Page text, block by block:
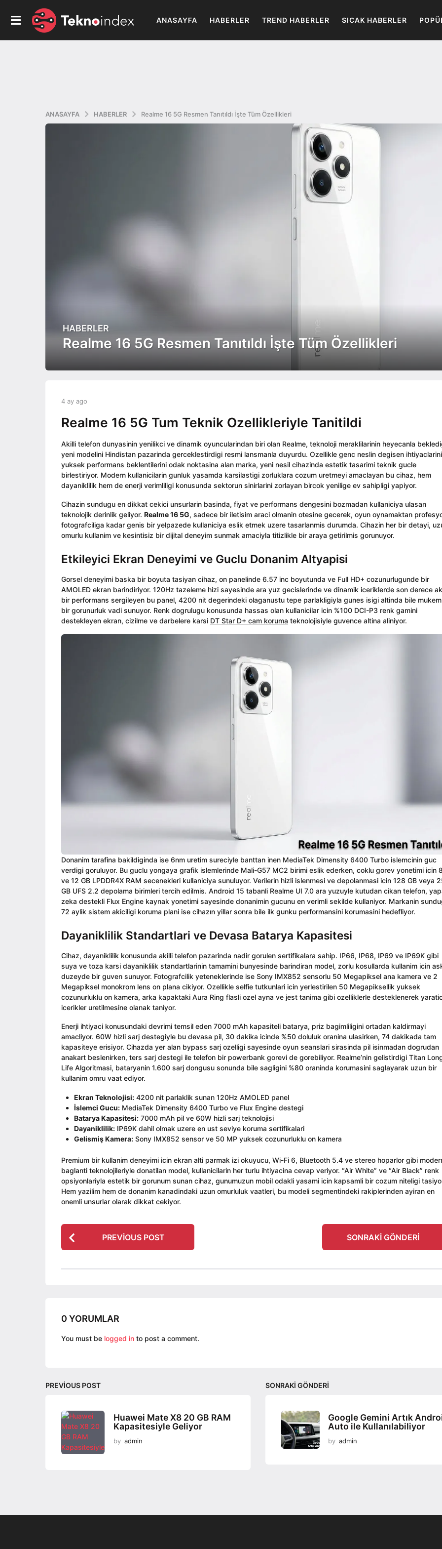
ANASAYFA HABERLER TREND HABERLER SICAK HABERLER
ANASAYFA HABERLER Realme 16 5G Resmen Tanıtıldı İşte Tüm Özellikleri
4
a
y
g
a
a
o
HABERLER
Realme 16 5G Resmen Tanıtıldı İşte Tüm Özellikleri
b
a
d
m
i
n
4 ay ago
y
a
o
Realme 16 5G Tum Teknik Ozellikleriyle Tanitildi
Akilli telefon dunyasinin yenilikci ve dinamik oyuncularindan biri olan Realme, teknoloji meraklilarinin heyecanla
yeni modelini Hindistan pazarinda gerceklestirdigi resmi lansmanla duyurdu. Ozellikle genc neslin degisen
yuksek performans beklentilerini odak noktasina alan marka, yeni nesil cihazinda estetik tasarimi teknik gucle
birlestiriyor. Modern kullanicilarin gunluk yasamda karsilastigi zorluklara cozum uretmeyi amaclayan bu cihaz, hem
dayaniklilik hem de enerji verimliligi konusunda sektorun sinirlarini zorlayan bircok yenilige ev sahipligi yapiyor.
Cihazin sundugu en dikkat cekici unsurlarin basinda, fiyat ve performans dengesini bozmadan kullaniciya ulasan
teknolojik derinlik geliyor. Realme 16 5G, sadece bir iletisim araci olmanin otesine gecerek, oyun oynamaktan
fotografciliga kadar genis bir yelpazede kullaniciya eslik etmek uzere tasarlanmis durumda. Cihazin her bir detayi,
omurlu kullanim ve kesintisiz bir dijital deneyim sunmak amaciyla titizlikle bir araya getirilmis gorunuyor.
Etkileyici Ekran Deneyimi ve Guclu Donanim Altyapisi
Gorsel deneyimi baska bir boyuta tasiyan cihaz, on panelinde 6.57 inc boyutunda ve Full HD+ cozunurlugunde bir
AMOLED ekran barindiriyor. 120Hz tazeleme hizi sayesinde ara yuz gecislerinde ve dinamik iceriklerde son derece
bir performans sergileyen bu panel, 4200 nit degerindeki olaganustu tepe parlakligiyla gunes isigi altinda bile
bir gorunurluk vadi sunuyor. Renk dogrulugu konusunda hassas olan kullanicilar icin %100 DCI-P3 renk gamini
destekleyen ekran, cizilme ve darbelere karsi DT Star D+ cam koruma teknolojisiyle guvence altina aliniyor.
Donanim tarafina bakildiginda ise 6nm uretim sureciyle banttan inen MediaTek Dimensity 6400 Turbo islemcinin guc
verdigi goruluyor. Bu guclu yongaya grafik islemlerinde Mali-G57 MC2 birimi eslik ederken, coklu gorev yonetimi icin
ve 12 GB LPDDR4X RAM secenekleri kullaniciya sunuluyor. Verilerin hizli islenmesi ve depolanmasi icin 128 GB veya
GB UFS 2.2 depolama birimleri tercih edilmis. Android 15 tabanli Realme UI 7.0 ara yuzuyle kutudan cikan telefon,
zeka destekli Flux Engine kaynak yonetimi sayesinde donanimin gucunu en verimli sekilde kullaniyor. Markanin
72 aylik sistem akiciligi koruma plani ise cihazın yillar sonra bile ilk gunku performansini korumasini hedefliyor.
Dayaniklilik Standartlari ve Devasa Batarya Kapasitesi
Cihaz, dayaniklilik konusunda akilli telefon pazarinda nadir gorulen sertifikalara sahip. IP66, IP68, IP69 ve IP69K gibi
suya ve toza karsi dayaniklilik standartlarinin tamamini bunyesinde barindiran model, zorlu kosullarda kullanim icin
duzeyde bir guven sunuyor. Fotografcilik yeteneklerinde ise Sony IMX852 sensorlu 50 Megapiksel ana kamera ve 2
Megapiksel monokrom lens on plana cikiyor. Ozellikle selfie tutkunlari icin yerlestirilen 50 Megapiksellik yuksek
cozunurluklu on kamera, arka kapaktaki Aura Ring flasli ozel ayna ve jest tanima gibi ozelliklerle desteklenerek
icerikler uretilmesine olanak taniyor.
Enerji ihtiyaci konusundaki devrimi temsil eden 7000 mAh kapasiteli batarya, priz bagimliligini ortadan kaldirmayi
amacliyor. 60W hizli sarj destegiyle bu devasa pil, 30 dakika icinde %50 doluluk oranina ulasirken, 74 dakikada tam
kapasiteye erisiyor. Cihazda yer alan bypass sarj ozelligi sayesinde oyun seanslari sirasinda pil isinmadan dogrudan
anakart beslenirken, ters sarj destegi ile telefon bir powerbank gorevi de gorebiliyor. Realme’nin gelistirdigi Titan
Life Algoritmasi, bataryanin 1.600 sarj dongusu sonunda bile sagligini %80 oraninda korumasini saglayarak uzun bir
kullanim omru vaat ediyor.
Ekran Teknolojisi: 4200 nit parlaklik sunan 120Hz AMOLED panel
İslemci Gucu: MediaTek Dimensity 6400 Turbo ve Flux Engine destegi
Batarya Kapasitesi: 7000 mAh pil ve 60W hizli sarj teknolojisi
Dayaniklilik: IP69K dahil olmak uzere en ust seviye koruma sertifikalari
Gelismiş Kamera: Sony IMX852 sensor ve 50 MP yuksek cozunurluklu on kamera
Premium bir kullanim deneyimi icin ekran alti parmak izi okuyucu, Wi-Fi 6, Bluetooth 5.4 ve stereo hoparlor gibi
baglanti teknolojileriyle donatilan model, kullanicilarin her turlu ihtiyacina cevap veriyor. “Air White” ve “Air Black” renk
opsiyonlariyla estetik bir gorunum sunan cihaz, gunumuzun mobil odakli yasami icin kapsamli bir cozum niteligi
Hem yazilim hem de donanim kanadindaki uzun omurluluk vaatleri, bu modeli segmentindeki rakiplerinden ayiran en
onemli unsurlar olarak dikkat cekiyor.
P
o
t
g
i
n
i
n
PREVIOUS POST SONRAKI GÖNDERI
0 YORUMLAR
You must be logged in to post a comment.
PREVIOUS POST
Huawei Mate X8 20 GB RAM
Kapasitesiyle Geliyor
by admin
SONRAKI GÖNDERI
Google Gemini Artık
Auto ile Kullanılabiliyor
by admin